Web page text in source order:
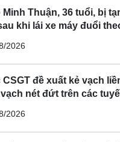
Minh Thuận, 36 tuổi, bị
khi lái xe máy đuổi
2026
CSGT đề xuất kẻ vạch
nét đứt trên các
2026